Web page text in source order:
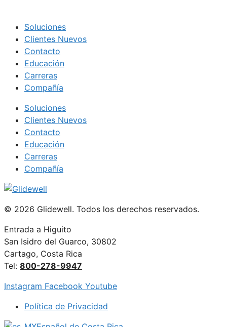
Soluciones
Clientes Nuevos
Contacto
Educación
Carreras
Compañía
Soluciones
Clientes Nuevos
Contacto
Educación
Carreras
Compañía
© 2026 Glidewell. Todos los derechos reservados.
Entrada a Higuito
San Isidro del Guarco, 30802
Cartago, Costa Rica
Tel: 800-278-9947
Instagram Facebook Youtube
Política de Privacidad